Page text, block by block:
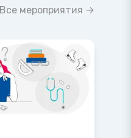
Все мероприятия →